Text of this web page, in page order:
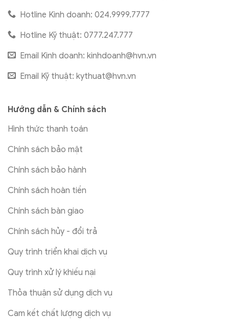
Hotline Kinh doanh: 024.9999.7777
Hotline Kỹ thuật: 0777.247.777
Email Kinh doanh: kinhdoanh@hvn.vn
Email Kỹ thuật: kythuat@hvn.vn
Hướng dẫn & Chính sách
Hình thức thanh toán
Chính sách bảo mật
Chính sách bảo hành
Chính sách hoàn tiền
Chính sách bàn giao
Chính sách hủy - đổi trả
Quy trình triển khai dịch vụ
Quy trình xử lý khiếu nại
Thỏa thuận sử dụng dịch vụ
Cam kết chất lượng dịch vụ